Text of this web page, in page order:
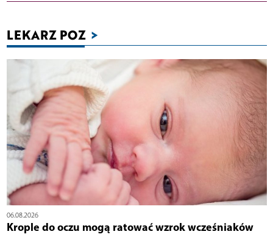
LEKARZ POZ >
06.08.2026
Krople do oczu mogą ratować wzrok wcześniaków